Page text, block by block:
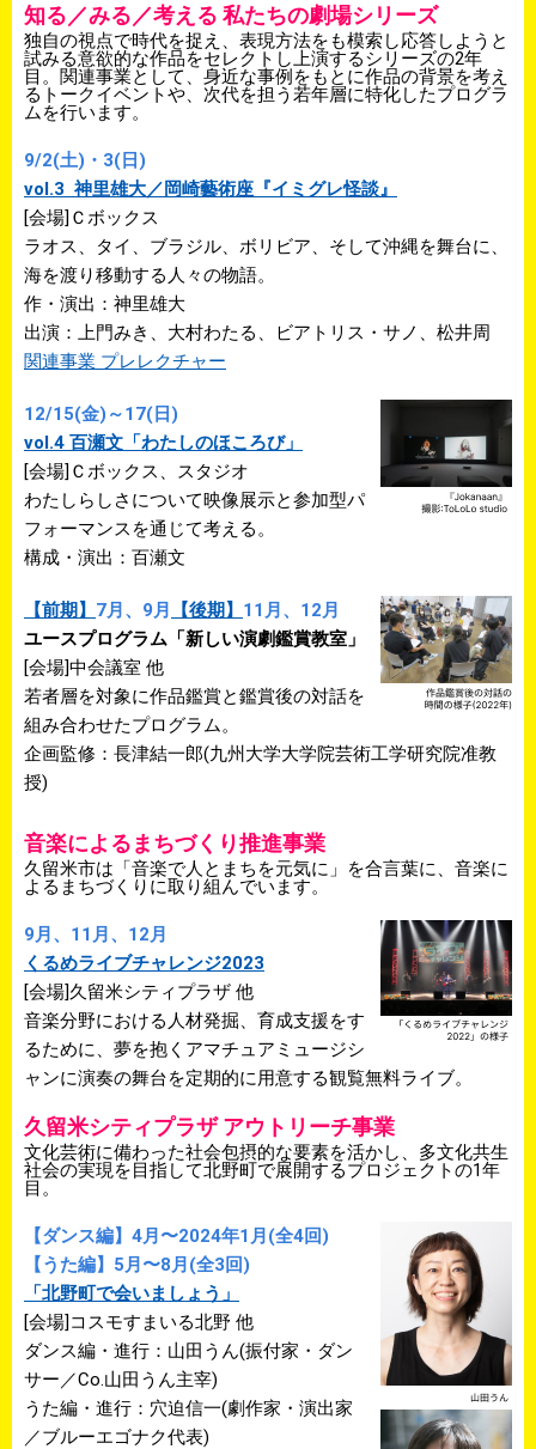
知る／みる／考える 私たちの劇場シリーズ
独自の視点で時代を捉え、表現方法をも模索し応答しようと
試みる意欲的な作品をセレクトし上演するシリーズの2年
目。関連事業として、身近な事例をもとに作品の背景を考え
るトークイベントや、次代を担う若年層に特化したプログラ
ムを行います。
9/2(土)・3(日)
vol.3 神里雄大／岡崎藝術座『イミグレ怪談』
[会場]Ｃボックス
ラオス、タイ、ブラジル、ボリビア、そして沖縄を舞台に、
海を渡り移動する人々の物語。
作・演出：神里雄大
出演：上門みき、大村わたる、ビアトリス・サノ、松井周
関連事業 プレレクチャー
12/15(金)～17(日)
vol.4 百瀬文「わたしのほころび」
[会場]Ｃボックス、スタジオ
わたしらしさについて映像展示と参加型パ
フォーマンスを通じて考える。
構成・演出：百瀬文
【前期】 7月、9月 【後期】 11月、12月
ユースプログラム「新しい演劇鑑賞教室」
[会場]中会議室 他
若者層を対象に作品鑑賞と鑑賞後の対話を
組み合わせたプログラム。
企画監修：長津結一郎(九州大学大学院芸術工学研究院准教
授)
音楽によるまちづくり推進事業
久留米市は「音楽で人とまちを元気に」を合言葉に、音楽に
よるまちづくりに取り組んでいます。
9月、11月、12月
くるめライブチャレンジ2023
[会場]久留米シティプラザ 他
⾳楽分野における⼈材発掘、育成⽀援をす
るために、夢を抱くアマチュアミュージシ
ャンに演奏の舞台を定期的に⽤意する観覧無料ライブ。
久留米シティプラザ アウトリーチ事業
文化芸術に備わった社会包摂的な要素を活かし、多文化共生
社会の実現を目指して北野町で展開するプロジェクトの1年
目。
【ダンス編】4月〜2024年1月(全4回)
【うた編】5月〜8月(全3回)
「北野町で会いましょう」
[会場]コスモすまいる北野 他
ダンス編・進行：山田うん(振付家・ダン
サー／Co.山田うん主宰)
うた編・進行：穴迫信一(劇作家・演出家
／ブルーエゴナク代表)